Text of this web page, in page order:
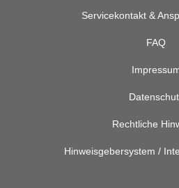
Servicekontakt &
FAQ
Rechtliche
Hinweisgebersystem /